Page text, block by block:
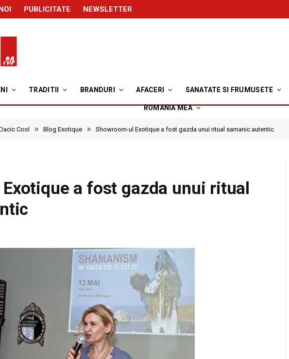
PUBLICITATE NEWSLETTER
TRADITII BRANDURI AFACERI SANATATE SI FRUMUSETE
ROMANIA MEA
Cool » Blog Exotique » Showroom-ul Exotique a fost gazda unui ritual samanic autentic
a fost gazda unui ritual